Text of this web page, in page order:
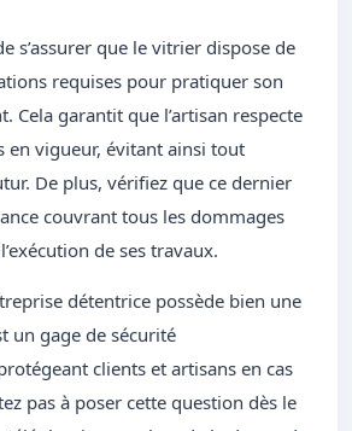
s’assurer que le vitrier dispose de
requises pour pratiquer son
Cela garantit que l’artisan respecte
en vigueur, évitant ainsi tout
De plus, vérifiez que ce dernier
couvrant tous les dommages
de ses travaux.
détentrice possède bien une
un gage de sécurité
clients et artisans en cas
pas à poser cette question dès le